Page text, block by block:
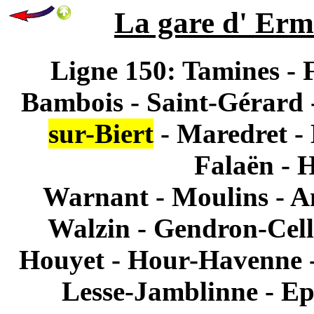
La gare d'
Ligne 150: Tamines -
Bambois - Saint-
sur-Biert - Maredret -
Falaën -
Warnant - Moulins -
Walzin - Gendron-
Houyet - Hour-
Lesse-Jamblinne -